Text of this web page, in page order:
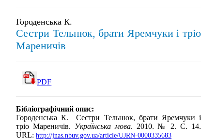
Городенська К.
Сестри Тельнюк, брати Яремчуки і тріо
Мареничів
PDF
Бібліографічний опис:
Городенська К. Сестри Тельнюк, брати Яремчуки і
тріо Мареничів. Українська мова. 2010. № 2. С. 14.
URL: http://jnas.nbuv.gov.ua/article/UJRN-0000335683